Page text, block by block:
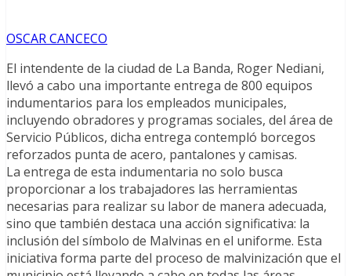
OSCAR CANCECO
El intendente de la ciudad de La Banda, Roger Nediani,
llevó a cabo una importante entrega de 800 equipos
indumentarios para los empleados municipales,
incluyendo obradores y programas sociales, del área de
Servicio Públicos, dicha entrega contempló borcegos
reforzados punta de acero, pantalones y camisas.
La entrega de esta indumentaria no solo busca
proporcionar a los trabajadores las herramientas
necesarias para realizar su labor de manera adecuada,
sino que también destaca una acción significativa: la
inclusión del símbolo de Malvinas en el uniforme. Esta
iniciativa forma parte del proceso de malvinización que el